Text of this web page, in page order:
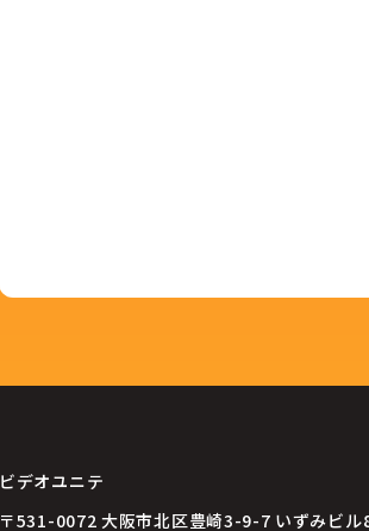
ビデオユニテ
〒531-0072 大阪市北区豊崎3-9-7 いずみビル